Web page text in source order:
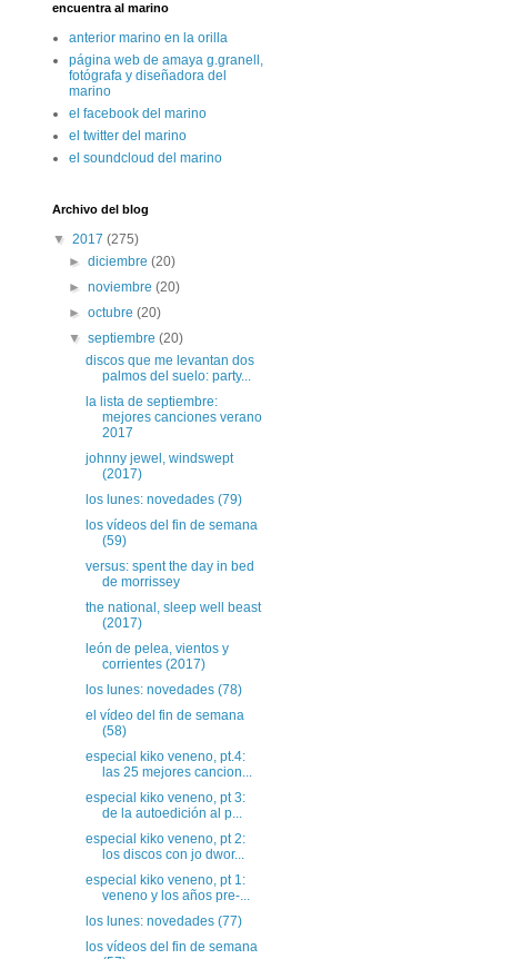
encuentra al marino
anterior marino en la orilla
página web de amaya g.granell,
fotógrafa y diseñadora del
marino
el facebook del marino
el twitter del marino
el soundcloud del marino
Archivo del blog
▼ 2017 (275)
►diciembre(20)
►noviembre(20)
►octubre(20)
▼septiembre(20)
discos que me levantan dos
palmos del suelo: party...
la lista de septiembre:
mejores canciones verano
2017
johnny jewel, windswept
(2017)
los lunes: novedades (79)
los vídeos del fin de semana
(59)
versus: spent the day in bed
de morrissey
the national, sleep well beast
(2017)
león de pelea, vientos y
corrientes (2017)
los lunes: novedades (78)
el vídeo del fin de semana
(58)
especial kiko veneno, pt.4:
las 25 mejores cancion...
especial kiko veneno, pt 3:
de la autoedición al p...
especial kiko veneno, pt 2:
los discos con jo dwor...
especial kiko veneno, pt 1:
veneno y los años pre-...
los lunes: novedades (77)
los vídeos del fin de semana